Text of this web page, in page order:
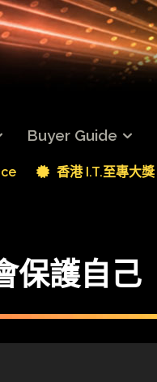
Buyer Guide
香港 I.T.至專大獎
保護自己